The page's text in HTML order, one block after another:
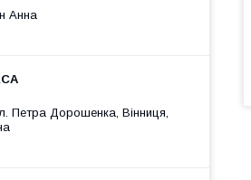
Анна
Петра Дорошенка, Вінниця,